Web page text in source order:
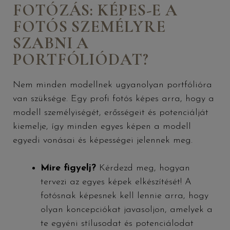
FOTÓZÁS: KÉPES-E A
FOTÓS SZEMÉLYRE
SZABNI A
PORTFÓLIÓDAT?
Nem minden modellnek ugyanolyan portfólióra
van szüksége. Egy profi fotós képes arra, hogy a
modell személyiségét, erősségeit és potenciálját
kiemelje, így minden egyes képen a modell
egyedi vonásai és képességei jelennek meg.
Mire figyelj? Kérdezd meg, hogyan
tervezi az egyes képek elkészítését! A
fotósnak képesnek kell lennie arra, hogy
olyan koncepciókat javasoljon, amelyek a
te egyéni stílusodat és potenciálodat